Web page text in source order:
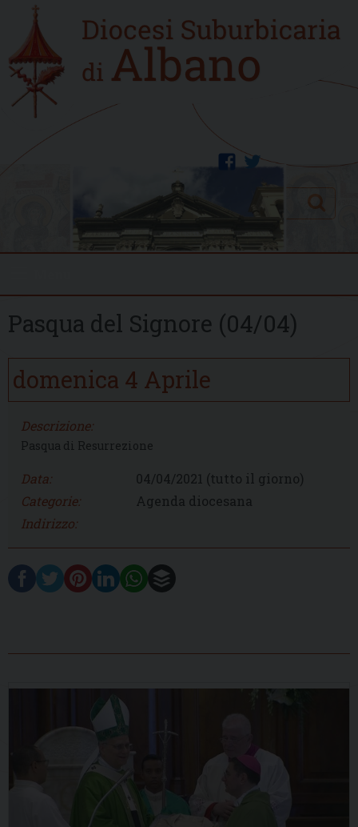
content
Home
new
twitter
facebook
Search
Pasqua del Signore (04/04)
domenica 4 Aprile
Descrizione:
Pasqua di Resurrezione
Data: 04/04/2021 (tutto il giorno)
Categorie:
Agenda diocesana
Indirizzo: